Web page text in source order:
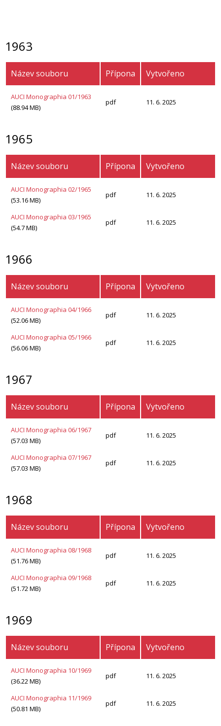
1963
Název souboru Přípona Vytvořeno
AUCI Monographia 01/1963
(88.94 MB)
pdf 11. 6. 2025
1965
Název souboru Přípona Vytvořeno
AUCI Monographia 02/1965
(53.16 MB)
pdf 11. 6. 2025
AUCI Monographia 03/1965
(54.7 MB)
pdf 11. 6. 2025
1966
Název souboru Přípona Vytvořeno
AUCI Monographia 04/1966
(52.06 MB)
pdf 11. 6. 2025
AUCI Monographia 05/1966
(56.06 MB)
pdf 11. 6. 2025
1967
Název souboru Přípona Vytvořeno
AUCI Monographia 06/1967
(57.03 MB)
pdf 11. 6. 2025
AUCI Monographia 07/1967
(57.03 MB)
pdf 11. 6. 2025
1968
Název souboru Přípona Vytvořeno
AUCI Monographia 08/1968
(51.76 MB)
pdf 11. 6. 2025
AUCI Monographia 09/1968
(51.72 MB)
pdf 11. 6. 2025
1969
Název souboru Přípona Vytvořeno
AUCI Monographia 10/1969
(36.22 MB)
pdf 11. 6. 2025
AUCI Monographia 11/1969
(50.81 MB)
pdf 11. 6. 2025